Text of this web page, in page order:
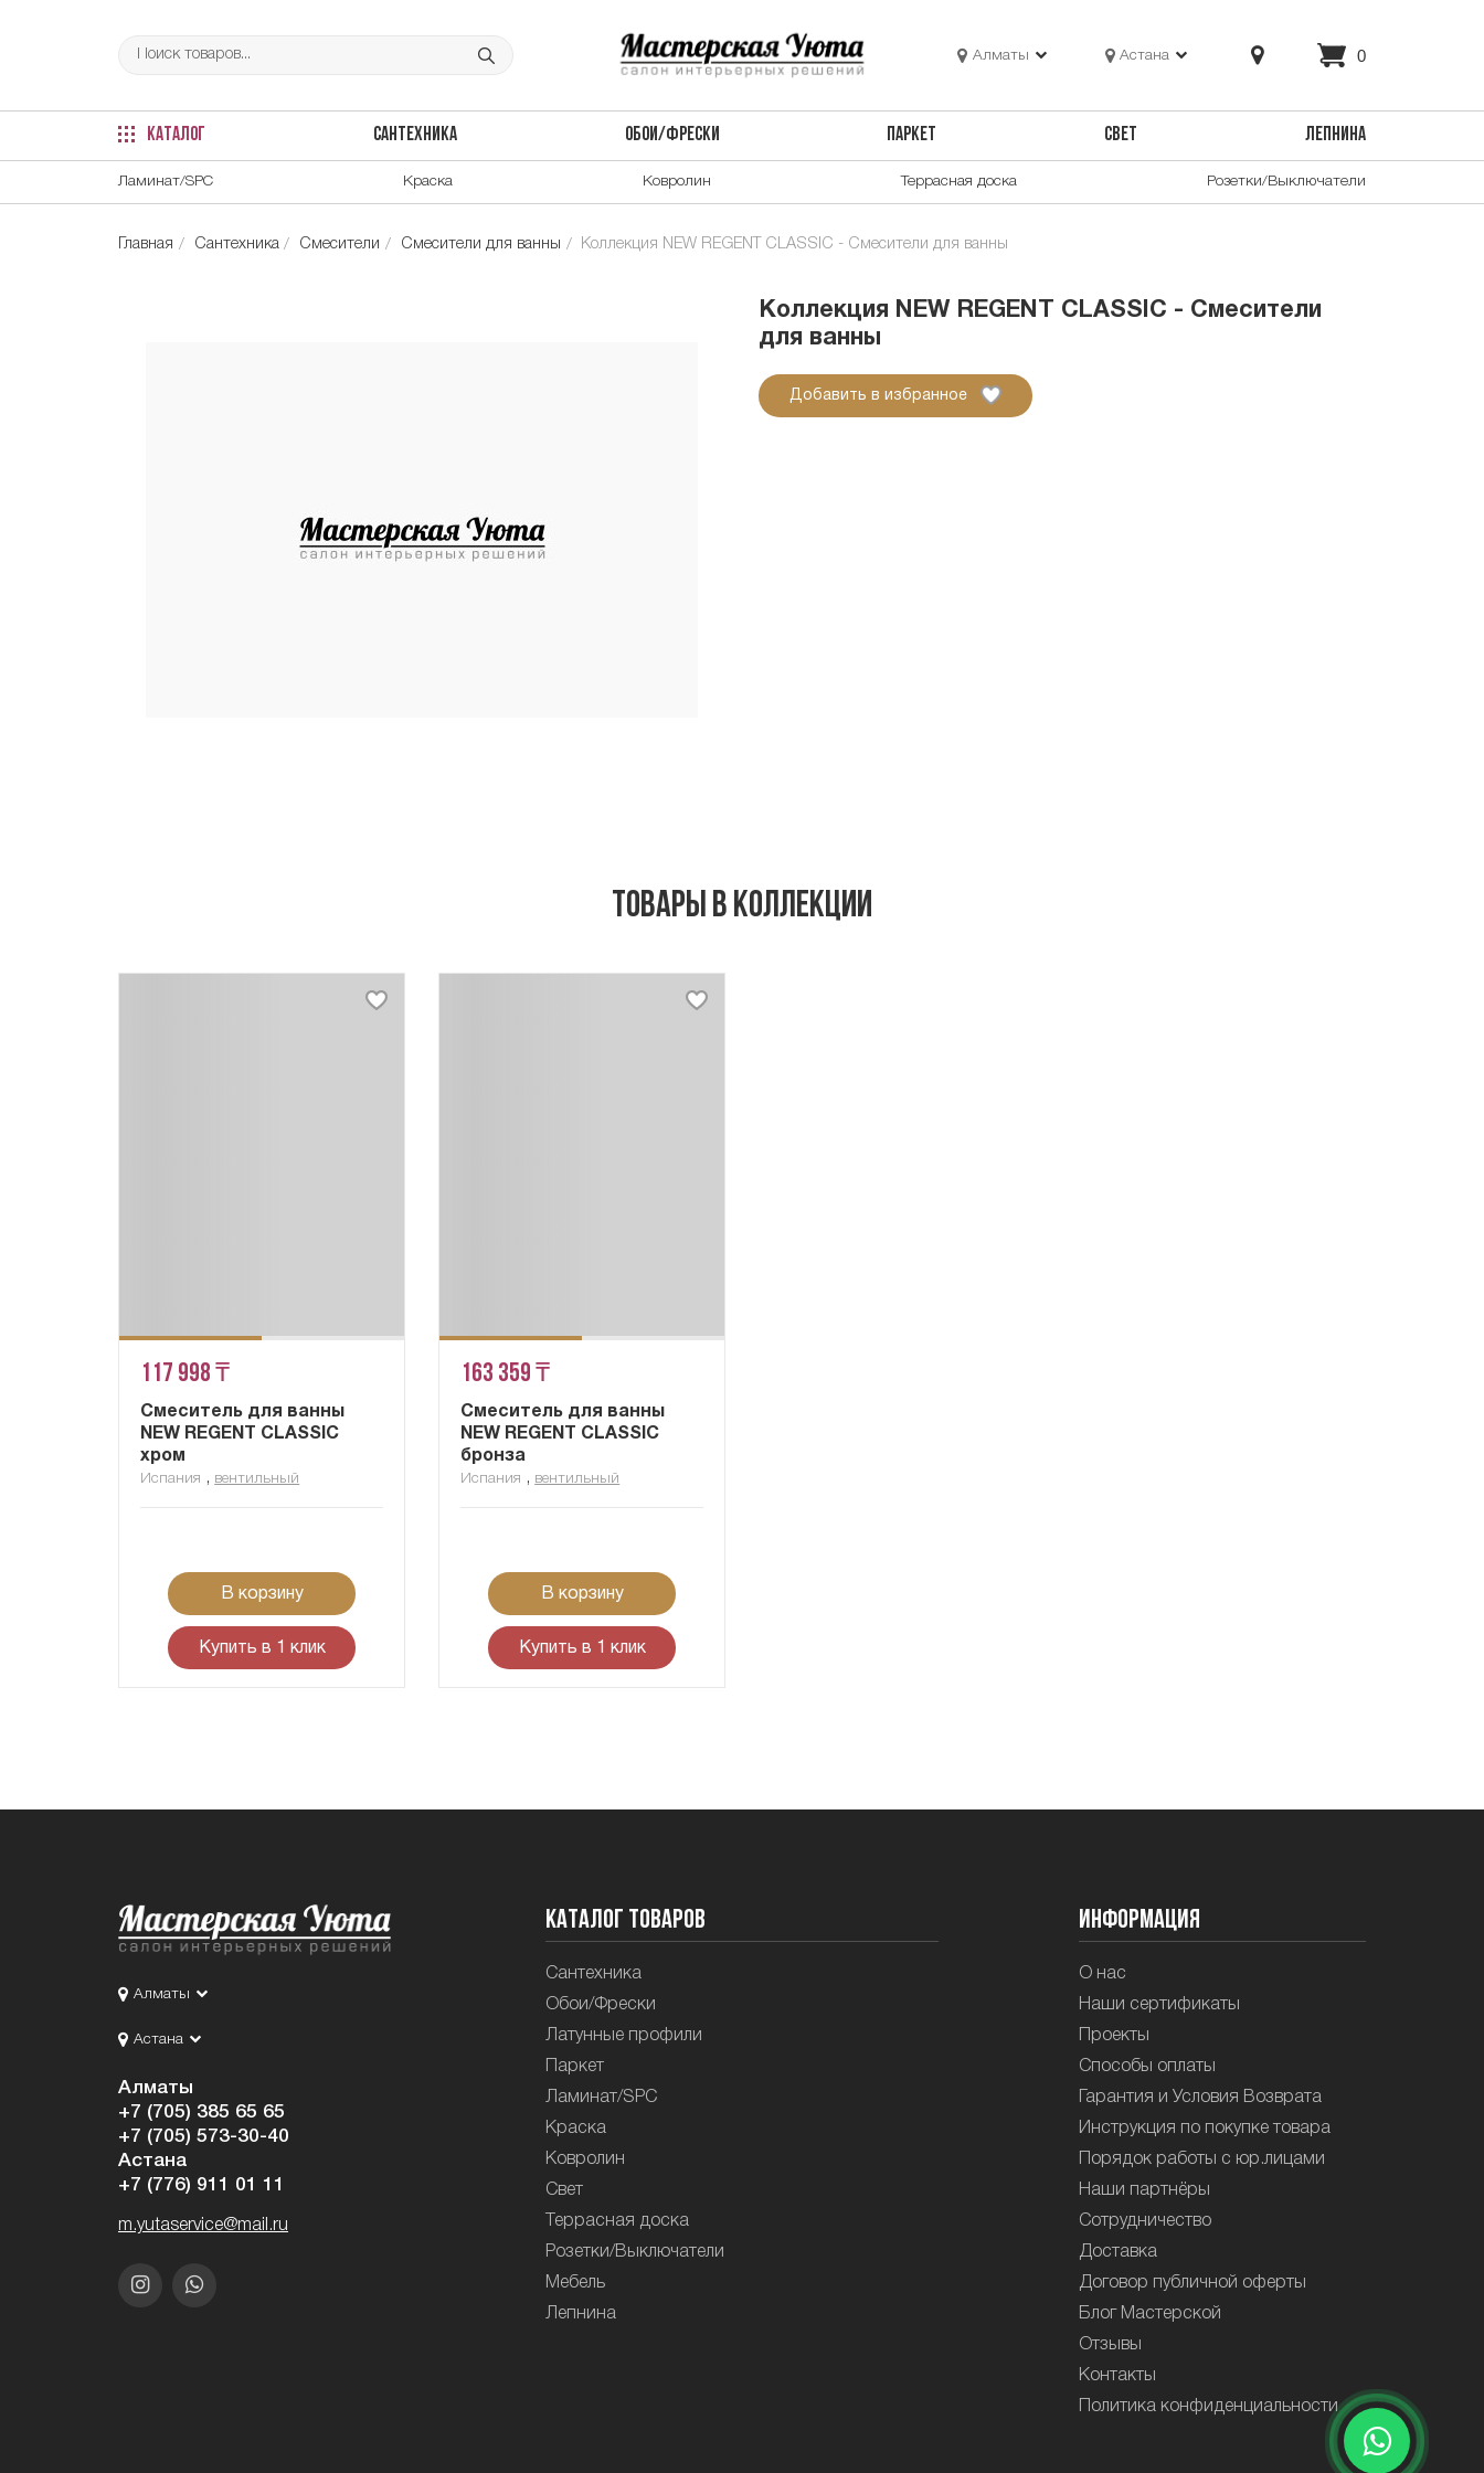
Алматы Астана 0
КАТАЛОГ САНТЕХНИКА ОБОИ/ФРЕСКИ ПАРКЕТ СВЕТ ЛЕПНИНА
Ламинат/SPC Краска Ковролин Террасная доска Розетки/Выключатели
Главная Сантехника Смесители Смесители для ванны Коллекция NEW REGENT CLASSIC - Смесители для ванны
Коллекция NEW REGENT CLASSIC - Смесители
для ванны
Добавить в избранное
Товары в коллекции
117 998 ₸
Смеситель для ванны
NEW REGENT CLASSIC
хром
Испания , вентильный
В корзину
Купить в 1 клик
163 359 ₸
Смеситель для ванны
NEW REGENT CLASSIC
бронза
Испания , вентильный
В корзину
Купить в 1 клик
Алматы
Астана
Алматы
+7 (705) 385 65 65
+7 (705) 573-30-40
Астана
+7 (776) 911 01 11
m.yutaservice@mail.ru
Каталог товаров
Сантехника
Обои/Фрески
Латунные профили
Паркет
Ламинат/SPC
Краска
Ковролин
Свет
Террасная доска
Розетки/Выключатели
Мебель
Лепнина
Информация
О нас
Наши сертификаты
Проекты
Способы оплаты
Гарантия и Условия Возврата
Инструкция по покупке товара
Порядок работы с юр.лицами
Наши партнёры
Сотрудничество
Доставка
Договор публичной оферты
Блог Мастерской
Отзывы
Контакты
Политика конфиденциальности